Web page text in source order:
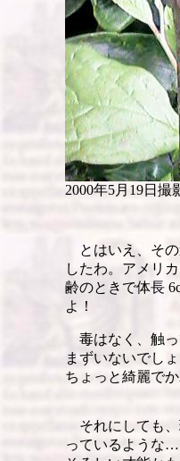
2000年5月19日撮
とはいえ、その
したわ。アメリ
齢のときで体長
よ！
毒はなく、触っ
まずいないでし
ちょっと綺麗で
それにしても、
っているような